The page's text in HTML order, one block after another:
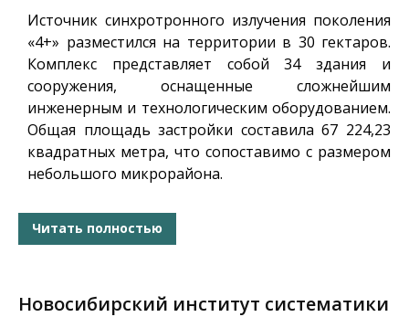
Источник синхротронного излучения поколения
«4+» разместился на территории в 30 гектаров.
Комплекс представляет собой 34 здания и
сооружения, оснащенные сложнейшим
инженерным и технологическим оборудованием.
Общая площадь застройки составила 67 224,23
квадратных метра, что сопоставимо с размером
небольшого микрорайона.
Читать полностью
Новосибирский институт систематики